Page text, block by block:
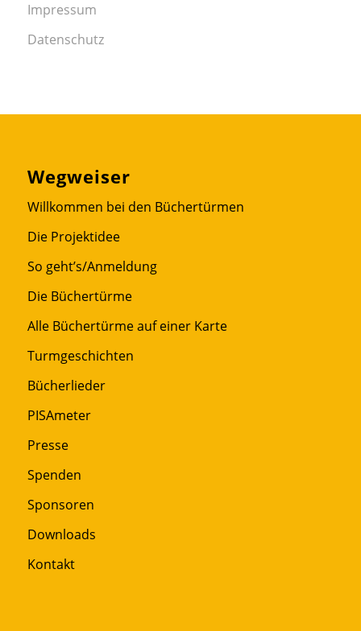
Impressum
Datenschutz
Wegweiser
Willkommen bei den Büchertürmen
Die Projektidee
So geht’s/Anmeldung
Die Büchertürme
Alle Büchertürme auf einer Karte
Turmgeschichten
Bücherlieder
PISAmeter
Presse
Spenden
Sponsoren
Downloads
Kontakt